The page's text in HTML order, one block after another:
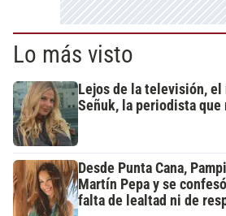
Lo más visto
Lejos de la televisión, el
Señuk, la periodista que
Desde Punta Cana,
Martín Pepa y se
falta de lealtad ni de